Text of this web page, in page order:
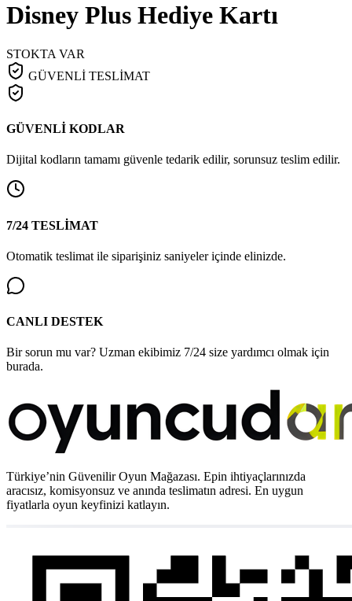
Disney Plus Hediye Kartı
STOKTA VAR
GÜVENLİ TESLİMAT
GÜVENLİ KODLAR
Dijital kodların tamamı güvenle tedarik edilir, sorunsuz teslim edilir.
7/24 TESLİMAT
Otomatik teslimat ile siparişiniz saniyeler içinde elinizde.
CANLI DESTEK
Bir sorun mu var? Uzman ekibimiz 7/24 size yardımcı olmak için
burada.
Türkiye’nin Güvenilir Oyun Mağazası. Epin ihtiyaçlarınızda
aracısız, komisyonsuz ve anında teslimatın adresi. En uygun
fiyatlarla oyun keyfinizi katlayın.